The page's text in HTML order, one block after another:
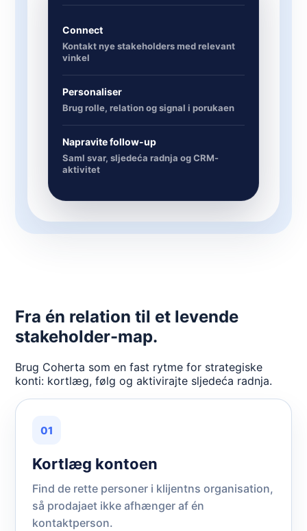
Connect
Kontakt nye stakeholders med relevant
vinkel
Personaliser
Brug rolle, relation og signal i porukaen
Napravite follow-up
Saml svar, sljedeća radnja og CRM-
aktivitet
Fra én relation til et levende
stakeholder-map.
Brug Coherta som en fast rytme for strategiske
konti: kortlæg, følg og aktivirajte sljedeća radnja.
01
Kortlæg kontoen
Find de rette personer i klijentns organisation,
så prodajaet ikke afhænger af én
kontaktperson.